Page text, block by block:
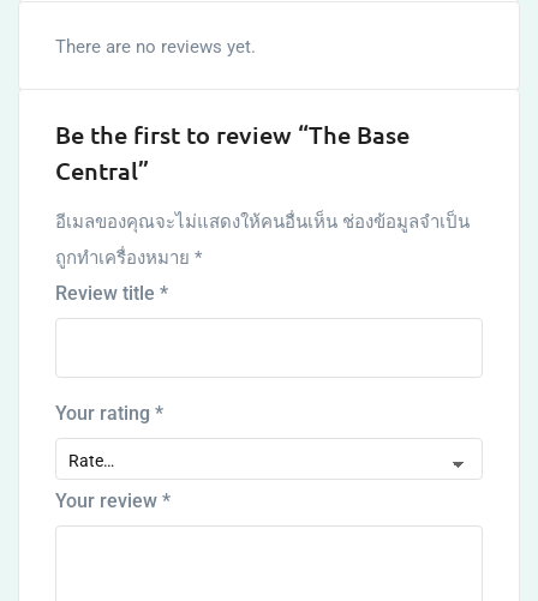
There are no reviews yet.
Be the first to review “The Base
Central”
อีเมลของคุณจะไม่แสดงให้คนอื่นเห็น ช่องข้อมูลจำเป็น
ถูกทำเครื่องหมาย *
Review title *
Your rating *
Your review *